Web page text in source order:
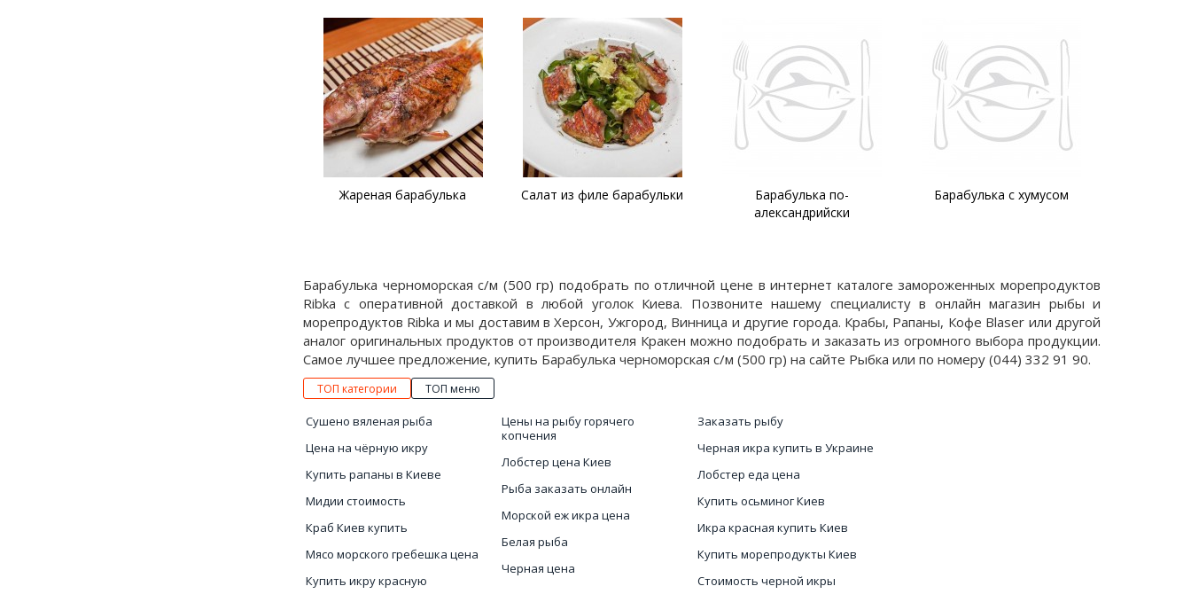
Жареная барабулька Салат из филе барабульки
Барабулька по-
александрийски
Барабулька с хумусом
Барабулька черноморская с/м (500 гр) подобрать по отличной цене в интернет каталоге замороженных морепродуктов
Ribka с оперативной доставкой в любой уголок Киева. Позвоните нашему специалисту в онлайн магазин рыбы и
морепродуктов Ribka и мы доставим в Херсон, Ужгород, Винница и другие города. Крабы, Рапаны, Кофе Blaser или другой
аналог оригинальных продуктов от производителя Кракен можно подобрать и заказать из огромного выбора продукции.
Самое лучшее предложение, купить Барабулька черноморская с/м (500 гр) на сайте Рыбка или по номеру (044) 332 91 90.
ТОП категории ТОП меню
Сушено вяленая рыба
Цена на чёрную икру
Купить рапаны в Киеве
Мидии стоимость
Краб Киев купить
Мясо морского гребешка цена
Купить икру красную
Цены на рыбу горячего
копчения
Лобстер цена Киев
Рыба заказать онлайн
Морской еж икра цена
Белая рыба
Черная цена
Заказать рыбу
Черная икра купить в Украине
Лобстер еда цена
Купить осьминог Киев
Икра красная купить Киев
Купить морепродукты Киев
Стоимость черной икры